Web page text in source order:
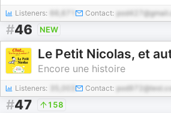
Listeners: Contact:
#46 NEW
Encore une histoire
Listeners: Contact:
#47 158